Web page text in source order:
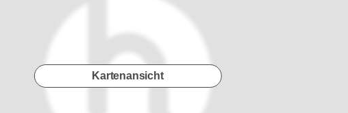
Kartenansicht